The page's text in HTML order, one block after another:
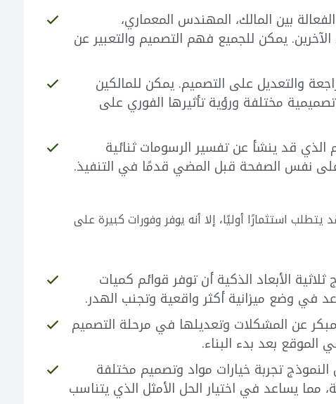
بين المالك، المهندس المعماري،
الآخرين. يمكن للجميع فهم التصميم والتعبير عن
والتعديل على التصميم. يمكن للمالكين
مختلفة ورؤية تأثيرها الفوري على
قد ينشأ عن تفسير الرسومات ثنائية
على نفس الصفحة قبل المضي قدمًا في التنفيذ.
استثمارًا أوليًا، إلا أنه يوفر وفورات كبيرة على
الأبعاد الذكية أن توفر قوائم كميات
في وضع ميزانية أكثر واقعية وتجنب الهدر.
عن المشكلات وتعديلها في مرحلة التصميم
الموقع بعد بدء البناء.
تجربة خيارات مواد وتصميم مختلفة
مما يساعد في اختيار الحل الأمثل الذي يتناسب